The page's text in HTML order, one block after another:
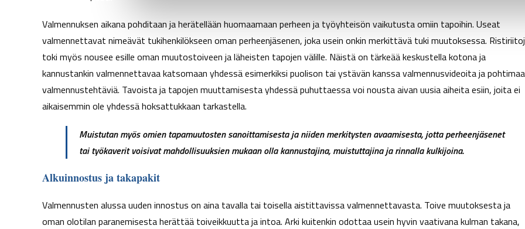
v
a
l
i
n
a
Valmennuksen aikana pohditaan ja herätellään huomaamaan perheen ja työyhteisön vaikutusta omiin tapoihin. Useat
valmennettavat nimeävät tukihenkilökseen oman perheenjäsenen, joka usein onkin merkittävä tuki muutoksessa.
toki myös nousee esille oman muutostoiveen ja läheisten tapojen välille. Näistä on tärkeää keskustella kotona ja
kannustankin valmennettavaa katsomaan yhdessä esimerkiksi puolison tai ystävän kanssa valmennusvideoita ja
valmennustehtäviä. Tavoista ja tapojen muuttamisesta yhdessä puhuttaessa voi nousta aivan uusia aiheita esiin, joita ei
aikaisemmin ole yhdessä hoksattukkaan tarkastella.
Muistutan myös omien tapamuutosten sanoittamisesta ja niiden merkitysten avaamisesta, jotta perheenjäsenet
tai työkaverit voisivat mahdollisuuksien mukaan olla kannustajina, muistuttajina ja rinnalla kulkijoina.
Alkuinnostus ja takapakit
Valmennusten alussa uuden innostus on aina tavalla tai toisella aistittavissa valmennettavasta. Toive muutoksesta ja
oman olotilan paranemisesta herättää toiveikkuutta ja intoa. Arki kuitenkin odottaa usein hyvin vaativana kulman takana,